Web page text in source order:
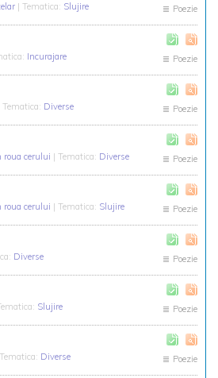
| Tematica: Slujire Poezie
Incurajare Poezie
Tematica: Diverse Poezie
roua cerului | Tematica: Diverse Poezie
roua cerului | Tematica: Slujire Poezie
Diverse Poezie
Slujire Poezie
Diverse Poezie